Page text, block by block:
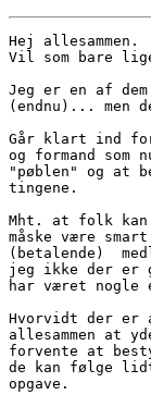
Hej allesammen.
Vil som bare
Jeg er en af
(endnu)... men
Går klart ind
og formand
"pøblen" og at
tingene.
Mht. at folk kan
måske være
(betalende)
jeg ikke der er
har været nogle
Hvorvidt der er
allesammen at
forvente at
de kan følge
opgave.